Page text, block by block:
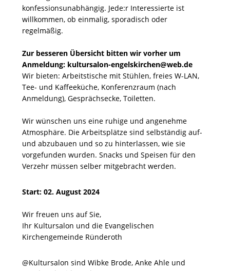
konfessionsunabhängig. Jede:r Interessierte ist
willkommen, ob einmalig, sporadisch oder
regelmäßig.
Zur besseren Übersicht bitten wir vorher um
Anmeldung: kultursalon-engelskirchen@web.de
Wir bieten: Arbeitstische mit Stühlen, freies W-LAN,
Tee- und Kaffeeküche, Konferenzraum (nach
Anmeldung), Gesprächsecke, Toiletten.
Wir wünschen uns eine ruhige und angenehme
Atmosphäre. Die Arbeitsplätze sind selbständig auf-
und abzubauen und so zu hinterlassen, wie sie
vorgefunden wurden. Snacks und Speisen für den
Verzehr müssen selber mitgebracht werden.
Start: 02. August 2024
Wir freuen uns auf Sie,
Ihr Kultursalon und die Evangelischen
Kirchengemeinde Ründeroth
@Kultursalon sind Wibke Brode, Anke Ahle und